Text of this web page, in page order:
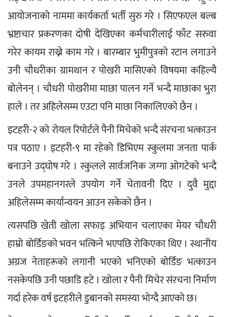
आयोजनाको नाममा कार्यकर्ता भर्ती सुरु गरे । सिएफएल बल्ब
भ्रष्टाचार प्रकरणका दोषी देखिएका कर्मचारीलाई फाँट सरुवा
गरेर कायम राख्ने काम गरे । बारम्बार भुमीपुत्रको रटान लगाउने
उनी चौधरीका ग्रामथान र पोखरी मासिएको विषयमा कहिल्यै
बोलेनन् । चौधरी पोखरीमा माछा पालन गर्ने भन्दै माछाका भुरा
हाले । तर अहिलेसम्म एउटा पनि माछा निकालिएको छैन ।
इटहरी-२ को रोयल रिपोर्टले पैनी मिचेको भन्दै संरचना भत्काउन
पत्र पठाए । इटहरी-९ मा रहेको डिभिएम स्कुलमा जनता पार्क
बनाउने उद्घोष गरे । स्कुलले सार्वजनिक जग्गा ओगटेको भन्दै
उनले उपमहानगरले उपयोग गर्ने चेतावनी दिए । दुवै मुद्दा
अहिलेसम्म कार्यान्वयन आउन सकेको छैन ।
त्यसपछि खेती खोला सफाइ अभियान चलाएका मेयर चौधरी
हाम्रो बोर्डिङको भवन भत्किने भएपछि रोकिएका थिए । स्थानीय
अग्रज नेताहरूको लगानी भएको भनिएको बोर्डिङ भत्काउन
नसकेपछि उनी पछाडि हटे । खोला र पैनी मिचेर संरचना निर्माण
गर्दा हरेक वर्ष इटहरीले डुबानको समस्या भोग्दै आएको छ।